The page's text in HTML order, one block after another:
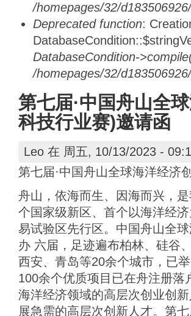
/homepages/32/
Deprecated function:
DatabaseCondition-
/homepages/32/
第七届·中国舟山全
科技行业赛)邀请函
Leo 在 周五, 10/13/2023 -
第七届·中国舟山全球海洋经济
舟山，依海而生、因海而兴，
个国家级新区、首个以海洋经
易试验区先行区。中国舟山全
办 六届，足迹遍布柏林、硅谷
西安、青岛等20余个城市，已
100余个优质项目已在舟注册
海洋经济领域的高层次创业创
展急需的高层次创新人才。第